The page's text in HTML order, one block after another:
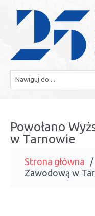
Powołano
w Tarnowie
Strona główna
Zawodową w